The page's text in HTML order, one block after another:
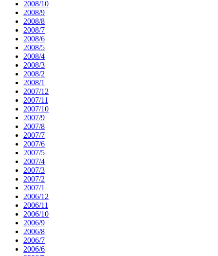
2008/10
2008/9
2008/8
2008/7
2008/6
2008/5
2008/4
2008/3
2008/2
2008/1
2007/12
2007/11
2007/10
2007/9
2007/8
2007/7
2007/6
2007/5
2007/4
2007/3
2007/2
2007/1
2006/12
2006/11
2006/10
2006/9
2006/8
2006/7
2006/6